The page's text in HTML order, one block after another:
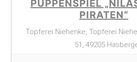
PUPPENSPIEL
PIRATEN“
Töpferei Niehenke, Töpferei
51, 49205